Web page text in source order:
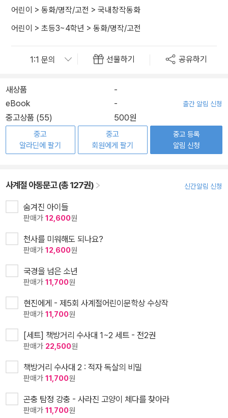
어린이 > 동화/명작/고전 > 국내창작동화
어린이 > 초등3~4학년 > 동화/명작/고전
선물하기 공유하기
새상품
-
eBook
- 출간 알림 신청
중고상품 (55) 500원
중고
알라딘에 팔기
중고
회원에게 팔기
중고 등록
알림 신청
사계절 아동문고 (총 127권) 신간알림 신청
숨겨진 아이들
판매가 12,600원
천사를 미워해도 되나요?
판매가 12,600원
국경을 넘은 소년
판매가 11,700원
현진에게 - 제5회 사계절어린이문학상 수상작
판매가 11,700원
[세트] 책방거리 수사대 1~2 세트 - 전2권
판매가 22,500원
책방거리 수사대 2 : 적자 독살의 비밀
판매가 11,700원
곤충 탐정 강충 - 사라진 고양이 체다를 찾아라
판매가 11,700원